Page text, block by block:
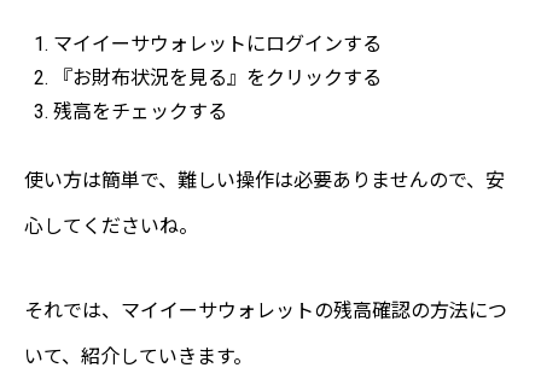
マイイーサウォレットにログインする
『お財布状況を見る』をクリックする
残高をチェックする
使い方は簡単で、難しい操作は必要ありませんので、安
心してくださいね。
それでは、マイイーサウォレットの残高確認の方法につ
いて、紹介していきます。